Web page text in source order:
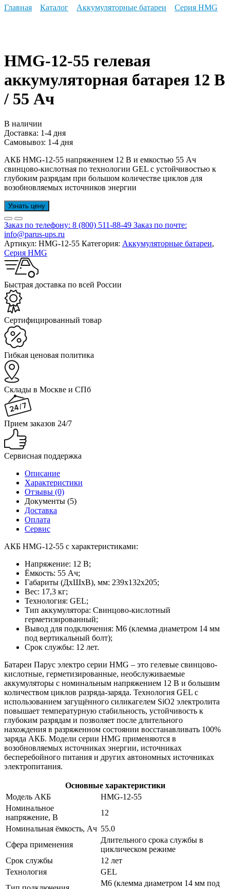
Главная Каталог Аккумуляторные батареи Серия HMG
HMG-12-55 гелевая
аккумуляторная батарея 12 В
/ 55 Ач
В наличии
Доставка: 1-4 дня
Самовывоз: 1-4 дня
АКБ HMG-12-55 напряжением 12 В и емкостью 55 Ач
свинцово-кислотная по технологии GEL с устойчивостью к
глубоким разрядам при большом количестве циклов для
возобновляемых источников энергии
Узнать цену
Заказ по телефону: 8 (800) 511-88-49 Заказ по почте:
info@parus-ups.ru
Артикул: HMG-12-55 Категория: Аккумуляторные батареи,
Серия HMG
Быстрая доставка по всей России
Cертифицированный товар
Гибкая ценовая политика
Склады в Москве и СПб
Прием заказов 24/7
Сервисная поддержка
Описание
Характеристики
Отзывы (0)
Документы (5)
Доставка
Оплата
Сервис
АКБ HMG-12-55 с характеристиками:
Напряжение: 12 В;
Ёмкость: 55 Ач;
Габариты (ДхШхВ), мм: 239x132x205;
Вес: 17,3 кг;
Технология: GEL;
Тип аккумулятора: Cвинцово-кислотный
герметизированный;
Вывод для подключения: M6 (клемма диаметром 14 мм
под вертикальный болт);
Срок службы: 12 лет.
Батареи Парус электро серии HMG – это гелевые свинцово-
кислотные, герметизированные, необслуживаемые
аккумуляторы с номинальным напряжением 12 В и большим
количеством циклов разряда-заряда. Технология GEL с
использованием загущённого силикагелем SiO2 электролита
повышает температурную стабильность, устойчивость к
глубоким разрядам и позволяет после длительного
нахождения в разряженном состоянии восстанавливать 100%
заряда АКБ. Модели серии HMG применяются в
возобновляемых источниках энергии, источниках
бесперебойного питания и других автономных источниках
электропитания.
Основные характеристики
Модель АКБ
HMG-12-55
Номинальное
напряжение, В
12
Номинальная ёмкость, Ач 55.0
Сфера применения
Длительного срока службы в
циклическом режиме
Срок службы
12 лет
Технология
GEL
M6 (клемма диаметром 14 мм под